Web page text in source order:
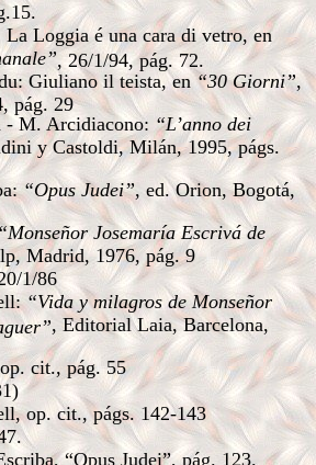
Loggia é una cara di vetro, en
, 26/1/94, pág. 72.
Giuliano il teista, en“30 Giorni”,
pág. 29
M. Arcidiacono: “L’anno dei
y Castoldi, Milán, 1995, págs.
“Opus Judei”, ed. Orion, Bogotá,
“Monseñor Josemaría Escrivá de
Madrid, 1976, pág. 9
1/86
“Vida y milagros de Monseñor
, Editorial Laia, Barcelona,
cit., pág. 55
op. cit., págs. 142-143
“Opus Judei”, pág. 123.